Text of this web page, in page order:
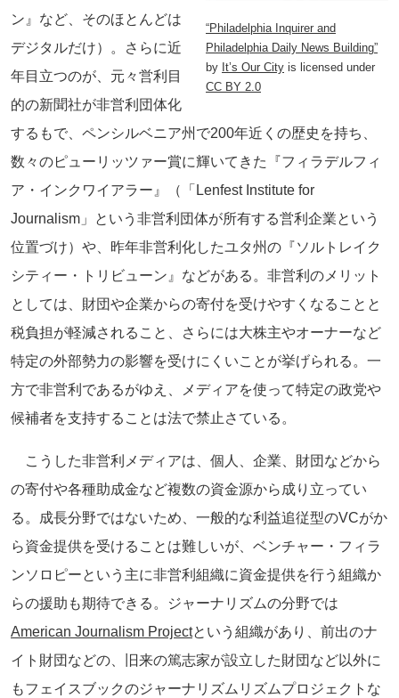
“Philadelphia Inquirer and
Philadelphia Daily News Building”
by It’s Our City is licensed under
CC BY 2.0
ン』など、そのほとんどは
デジタルだけ）。さらに近
年目立つのが、元々営利目
的の新聞社が非営利団体化
するもで、ペンシルベニア州で200年近くの歴史を持ち、
数々のピューリッツァー賞に輝いてきた『フィラデルフィ
ア・インクワイアラー』（「Lenfest Institute for
Journalism」という非営利団体が所有する営利企業という
位置づけ）や、昨年非営利化したユタ州の『ソルトレイク
シティー・トリビューン』などがある。非営利のメリット
としては、財団や企業からの寄付を受けやすくなることと
税負担が軽減されること、さらには大株主やオーナーなど
特定の外部勢力の影響を受けにくいことが挙げられる。一
方で非営利であるがゆえ、メディアを使って特定の政党や
候補者を支持することは法で禁止さている。
こうした非営利メディアは、個人、企業、財団などから
の寄付や各種助成金など複数の資金源から成り立ってい
る。成長分野ではないため、一般的な利益追従型のVCがか
ら資金提供を受けることは難しいが、ベンチャー・フィラ
ンソロピーという主に非営利組織に資金提供を行う組織か
らの援助も期待できる。ジャーナリズムの分野では
American Journalism Projectという組織があり、前出のナ
イト財団などの、旧来の篤志家が設立した財団など以外に
もフェイスブックのジャーナリズムリズムプロジェクトな